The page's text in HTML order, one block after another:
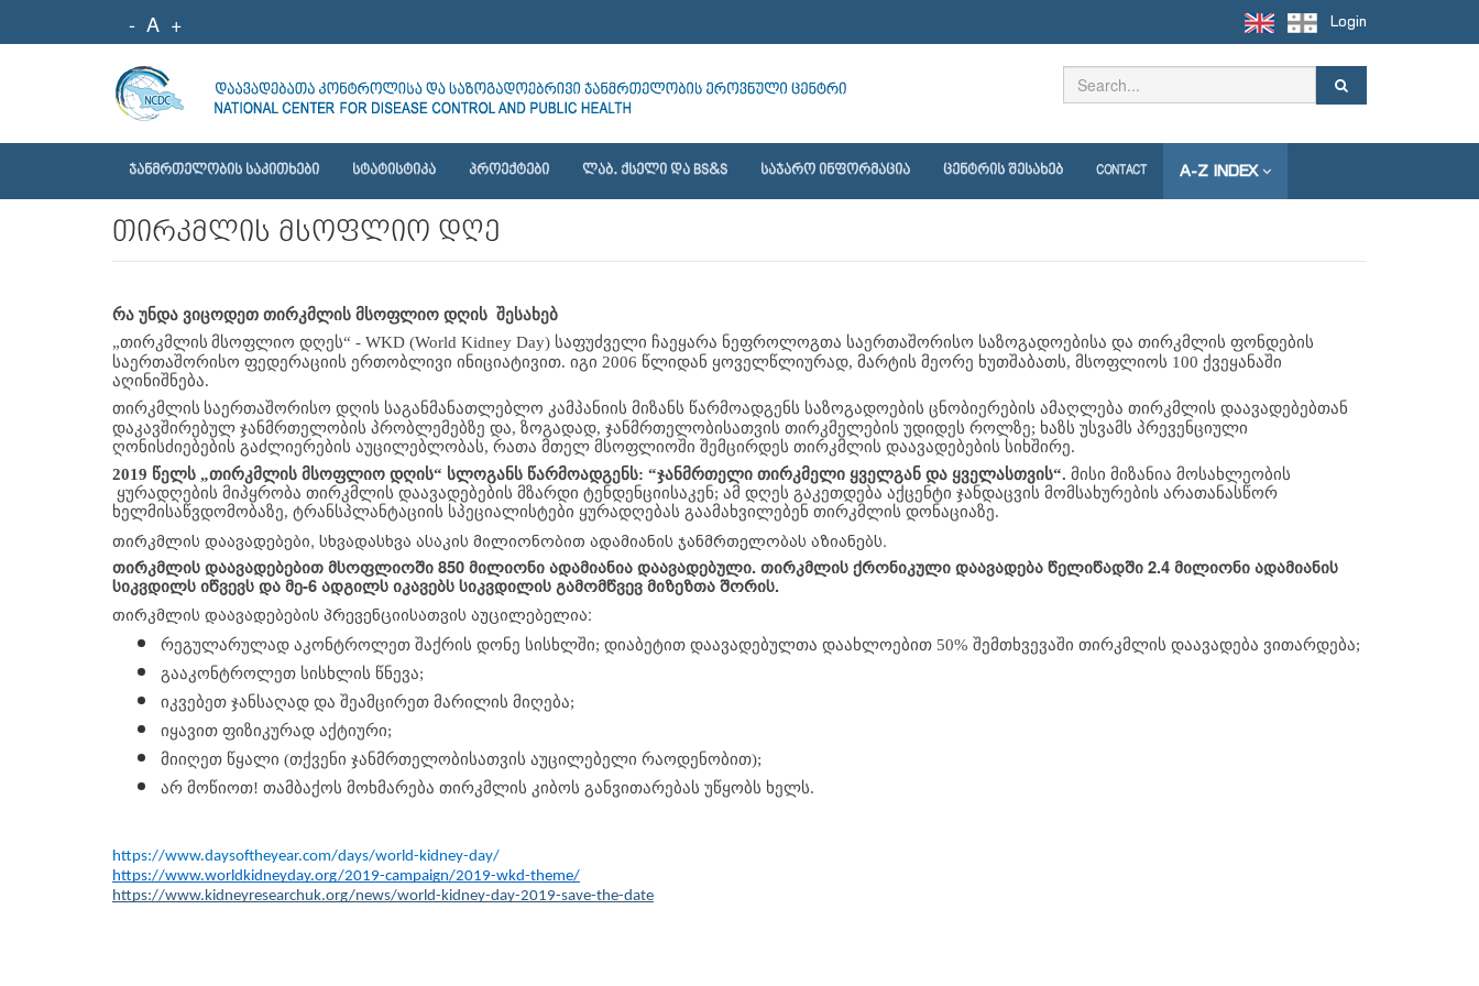
- A + Login
ᲯᲐᲜᲛᲠᲗᲔᲚᲝᲑᲘᲡ ᲡᲐᲙᲘᲗᲮᲔᲑᲘ ᲡᲢᲐᲢᲘᲡᲢᲘᲙᲐ ᲞᲠᲝᲔᲥᲢᲔᲑᲘ ᲚᲐᲑ. ᲥᲡᲔᲚᲘ ᲓᲐ BS&S ᲡᲐᲯᲐᲠᲝ ᲘᲜᲤᲝᲠᲛᲐᲪᲘᲐ ᲪᲔᲜᲢᲠᲘᲡ ᲨᲔᲡᲐᲮᲔᲑ CONTACT A-Z INDEX
თირკმლის მსოფლიო დღე
რა უნდა ვიცოდეთ თირკმლის მსოფლიო დღის  შესახებ
„თირკმლის მსოფლიო დღეს“ - WKD (World Kidney Day) საფუძველი ჩაეყარა ნეფროლოგთა საერთაშორისო საზოგადოებისა და თირკმლის ფონდების
საერთაშორისო ფედერაციის ერთობლივი ინიციატივით. იგი 2006 წლიდან ყოველწლიურად, მარტის მეორე ხუთშაბათს, მსოფლიოს 100 ქვეყანაში
აღინიშნება.
თირკმლის საერთაშორისო დღის საგანმანათლებლო კამპანიის მიზანს წარმოადგენს საზოგადოების ცნობიერების ამაღლება თირკმლის დაავადებებთან
დაკავშირებულ ჯანმრთელობის პრობლემებზე და, ზოგადად, ჯანმრთელობისათვის თირკმელების უდიდეს როლზე; ხაზს უსვამს პრევენციული
ღონისძიებების გაძლიერების აუცილებლობას, რათა მთელ მსოფლიოში შემცირდეს თირკმლის დაავადებების სიხშირე.
2019 წელს „თირკმლის მსოფლიო დღის“ სლოგანს წარმოადგენს: “ჯანმრთელი თირკმელი ყველგან და ყველასთვის“. მისი მიზანია მოსახლეობის
ყურადღების მიპყრობა თირკმლის დაავადებების მზარდი ტენდენციისაკენ; ამ დღეს გაკეთდება აქცენტი ჯანდაცვის მომსახურების არათანასწორ
ხელმისაწვდომობაზე, ტრანსპლანტაციის სპეციალისტები ყურადღებას გაამახვილებენ თირკმლის დონაციაზე.
თირკმლის დაავადებები, სხვადასხვა ასაკის მილიონობით ადამიანის ჯანმრთელობას აზიანებს.
თირკმლის დაავადებებით მსოფლიოში 850 მილიონი ადამიანია დაავადებული. თირკმლის ქრონიკული დაავადება წელიწადში 2.4 მილიონი ადამიანის
სიკვდილს იწვევს და მე-6 ადგილს იკავებს სიკვდილის გამომწვევ მიზეზთა შორის.
თირკმლის დაავადებების პრევენციისათვის აუცილებელია:
რეგულარულად აკონტროლეთ შაქრის დონე სისხლში; დიაბეტით დაავადებულთა დაახლოებით 50% შემთხვევაში თირკმლის დაავადება ვითარდება;
გააკონტროლეთ სისხლის წნევა;
იკვებეთ ჯანსაღად და შეამცირეთ მარილის მიღება;
იყავით ფიზიკურად აქტიური;
მიიღეთ წყალი (თქვენი ჯანმრთელობისათვის აუცილებელი რაოდენობით);
არ მოწიოთ! თამბაქოს მოხმარება თირკმლის კიბოს განვითარებას უწყობს ხელს.
https://www.daysoftheyear.com/days/world-kidney-day/
https://www.worldkidneyday.org/2019-campaign/2019-wkd-theme/
https://www.kidneyresearchuk.org/news/world-kidney-day-2019-save-the-date